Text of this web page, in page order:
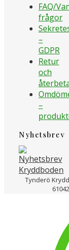
FAQ/
frågor
–
GDPR
Retur
och
–
Nyhetsbrev
Tynderö